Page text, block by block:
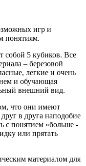
игр и
понятиям.
собой 5 кубиков. Все
– березовой
легкие и очень
и обучающая
внешний вид.
что они имеют
в друга наподобие
с понятием «больше -
или прятать
материалом для